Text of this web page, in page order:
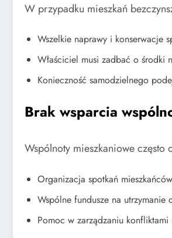
W przypadku mieszkań
Wszelkie naprawy i konserwacje
Właściciel musi zadbać o środki
Konieczność samodzielnego
Brak wsparcia
Wspólnoty mieszkaniowe
Organizacja spotkań
Wspólne fundusze na utrzymanie
Pomoc w zarządzaniu konfliktami